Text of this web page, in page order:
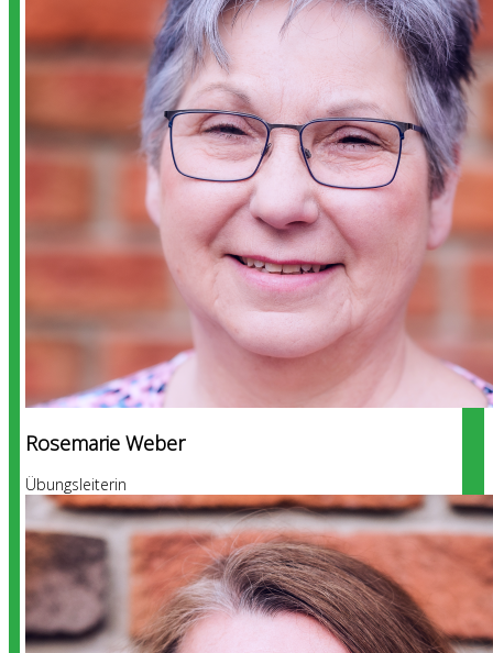
Rosemarie Weber
Übungsleiterin